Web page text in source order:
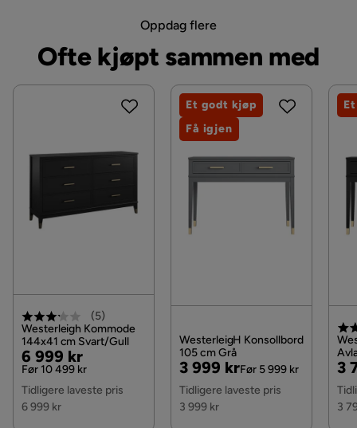
Oppdag flere
Ofte kjøpt sammen med
(5)
Westerleigh Kommode
144x41 cm Svart/Gull
Pris
6 999 kr
Original
Pris
Før 10 499 kr
Tidligere laveste pris
6 999 kr
WesterleigH Konsollbord
105 cm Grå
Pris
3 999 kr
Original
Pris
Før 5 999 kr
Tidligere laveste pris
3 999 kr
Et godt kjøp
Få igjen
3
3